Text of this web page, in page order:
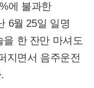
에 불과한
6월 25일 일명
을 한 잔만 마셔도
지면서 음주운전